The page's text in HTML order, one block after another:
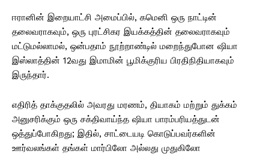
ஈரானின் இறையாட்சி அமைப்பில், கமெனி ஒரு நாட்டின்
தலைவராகவும், ஒரு புரட்சிகர இயக்கத்தின் தலைவராகவும்
மட்டுமல்லாமல், ஒன்பதாம் நூற்றாண்டில் மறைந்துபோன ஷியா
இஸ்லாத்தின் 12வது இமாமின் பூமிக்குரிய பிரதிநிதியாகவும்
இருந்தார்.
எதிரித் தாக்குதலில் அவரது மரணம், தியாகம் மற்றும் துக்கம்
அனுசரிக்கும் ஒரு சக்திவாய்ந்த ஷியா பாரம்பரியத்துடன்
ஒத்துப்போகிறது; இதில், சாட்டையடி கொடுப்பவர்களின்
ஊர்வலங்கள் தங்கள் மார்பிலோ அல்லது முதுகிலோ